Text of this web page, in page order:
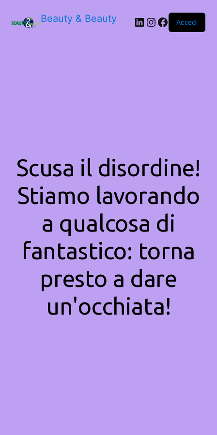
Beauty & Beauty LinkedIn
Instagram
Facebook
Accedi
Scusa il disordine!
Stiamo lavorando
a qualcosa di
fantastico: torna
presto a dare
un'occhiata!